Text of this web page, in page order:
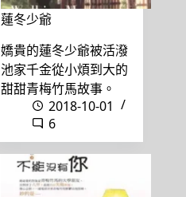
蓮冬少爺
嬌貴的蓮冬少爺被活潑
池家千金從小煩到大的
甜甜青梅竹馬故事。
2018-10-01
6